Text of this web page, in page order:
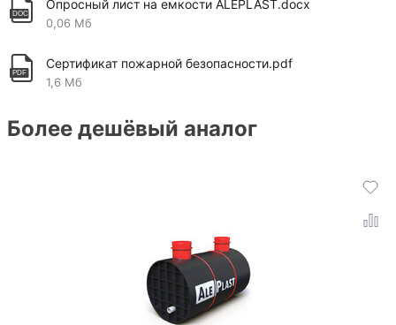
Более дешёвый аналог
Опросный лист на емкости ALEPLAST.docx
0,06 Мб
Сертификат пожарной безопасности.pdf
1,6 Мб